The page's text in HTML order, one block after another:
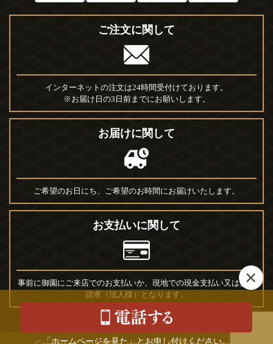
ご注文に関して
インターネットの注文は24時間受付けております。
※お届け日の3日前までにお願いします。
お届けに関して
ご希望のお日にち、ご希望のお時間にお届けいたします。
お支払いに関して
事前に御園にご来店でのお支払いか、現地での現金支払い又は後日
請求（法人様）となります。
「ホームページを見た」とお申し付けください。